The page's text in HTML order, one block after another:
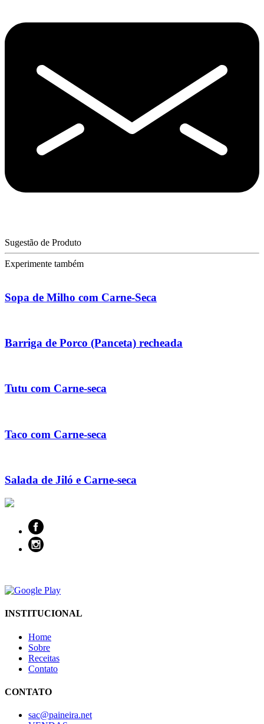
Sugestão de Produto
Experimente também
Sopa de Milho com Carne-Seca
Barriga de Porco (Panceta) recheada
Tutu com Carne-seca
Taco com Carne-seca
Salada de Jiló e Carne-seca
INSTITUCIONAL
Home
Sobre
Receitas
Contato
CONTATO
sac@paineira.net